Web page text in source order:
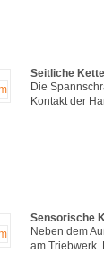
Seitliche
Die
Kontakt der
Sensorische
Neben dem
am Triebwerk.